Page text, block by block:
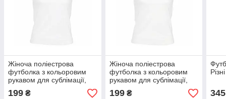
Жіноча поліестрова
футболка з кольоровим
рукавом для сублімації,
колір темно синій розмір S
199 ₴
Жіноча поліестрова
футболка з кольоровим
рукавом для сублімації,
колір червоний розмір S
199₴ 345